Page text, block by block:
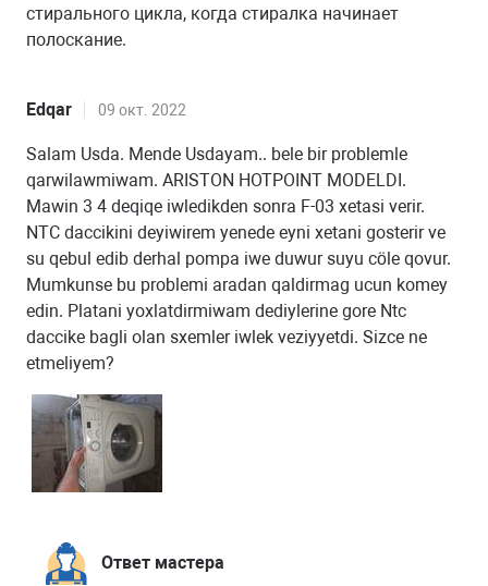
стирального цикла, когда стиралка начинает
полоскание.
Edqar 09 окт. 2022
Salam Usda. Mende Usdayam.. bele bir problemle
qarwilawmiwam. ARISTON HOTPOINT MODELDI.
Mawin 3 4 deqiqe iwledikden sonra F-03 xetasi verir.
NTC daccikini deyiwirem yenede eyni xetani gosterir ve
su qebul edib derhal pompa iwe duwur suyu cöle qovur.
Mumkunse bu problemi aradan qaldirmag ucun komey
edin. Platani yoxlatdirmiwam dediylerine gore Ntc
daccike bagli olan sxemler iwlek veziyyetdi. Sizce ne
etmeliyem?
Ответ мастера